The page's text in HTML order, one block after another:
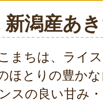
潟産あ
まちは、ライ
ほとりの豊か
スの良い甘み